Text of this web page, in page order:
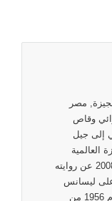
مصر
روائي وقاص
إلى جيل
العالمية
للرواية العربية عام 2008 عن روايته
ليسانس
الآداب في التاريخ عام 1956 من